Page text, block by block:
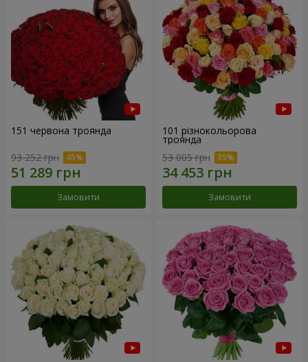
151 червона троянда
93 252 грн
Замовити
101 різнокольорова
троянда
53 005 грн
Замовити